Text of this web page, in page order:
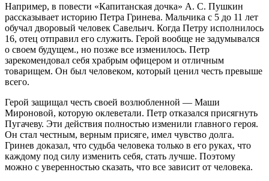
Например, в повести «Капитанская дочка» А. С. Пушкин
рассказывает историю Петра Гринева. Мальчика с 5 до 11 лет
обучал дворовый человек Савельич. Когда Петру исполнилось
16, отец отправил его служить. Герой вообще не задумывался
о своем будущем., но позже все изменилось. Петр
зарекомендовал себя храбрым офицером и отличным
товарищем. Он был человеком, который ценил честь превыше
всего.
Герой защищал честь своей возлюбленной — Маши
Мироновой, которую оклеветали. Петр отказался присягнуть
Пугачеву. Эти действия полностью изменили главного героя.
Он стал честным, верным присяге, имел чувство долга.
Гринев доказал, что судьба человека только в его руках, что
каждому под силу изменить себя, стать лучше. Поэтому
можно с уверенностью сказать, что все зависит от человека.